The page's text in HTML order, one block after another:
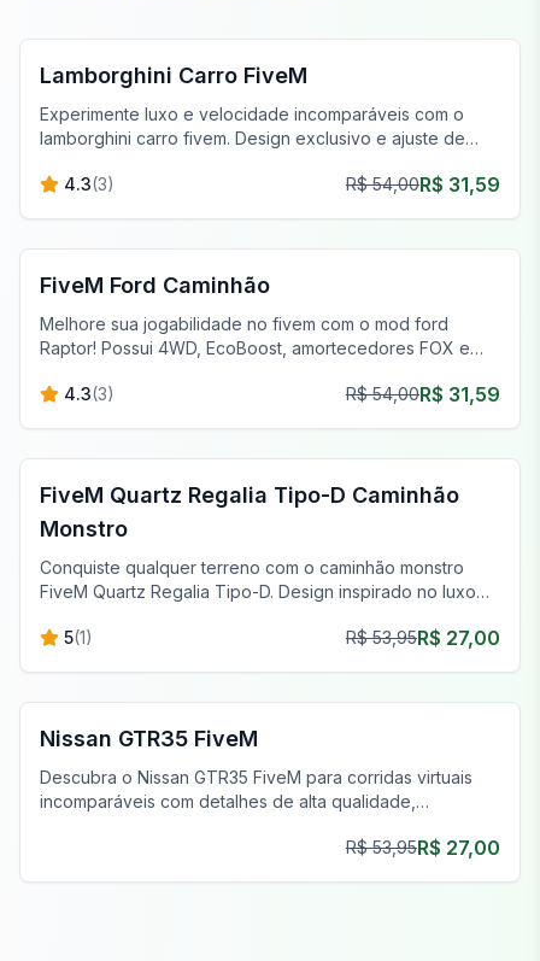
Lamborghini Carro FiveM
Experimente luxo e velocidade incomparáveis com o
lamborghini carro fivem. Design exclusivo e ajuste de
4.3(3) R$ 54,00R$ 31,59
FiveM Veículos
FiveM Ford Caminhão
Melhore sua jogabilidade no fivem com o mod ford
Raptor! Possui 4WD, EcoBoost, amortecedores FOX e
estrada superior.
4.3(3) R$ 54,00R$ 31,59
FiveM Off-Road & Caminhões
FiveM Quartz Regalia Tipo-D Caminhão
Monstro
Conquiste qualquer terreno com o caminhão monstro
FiveM Quartz Regalia Tipo-D. Design inspirado no luxo
5(1) R$ 53,95R$ 27,00
FiveM Carros Esportivos & Supercarros
Nissan GTR35 FiveM
Descubra o Nissan GTR35 FiveM para corridas virtuais
incomparáveis com detalhes de alta qualidade,
R$ 53,95R$ 27,00